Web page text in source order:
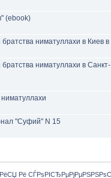
(ebook)
братства ниматуллахи в Киев
братства ниматуллахи в
"Суфий" N 15
Рё